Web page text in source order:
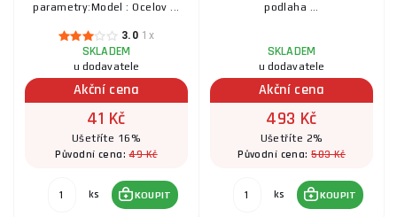
parametry:Model : Ocelov ...
3.0 1x
SKLADEM
u dodavatele
Akční cena
41 Kč
Ušetříte 16%
Původní cena:49 Kč
ks KOUPIT
podlaha ...
SKLADEM
u dodavatele
Akční cena
493 Kč
Ušetříte 2%
Původní cena:503 Kč
ks KOUPIT